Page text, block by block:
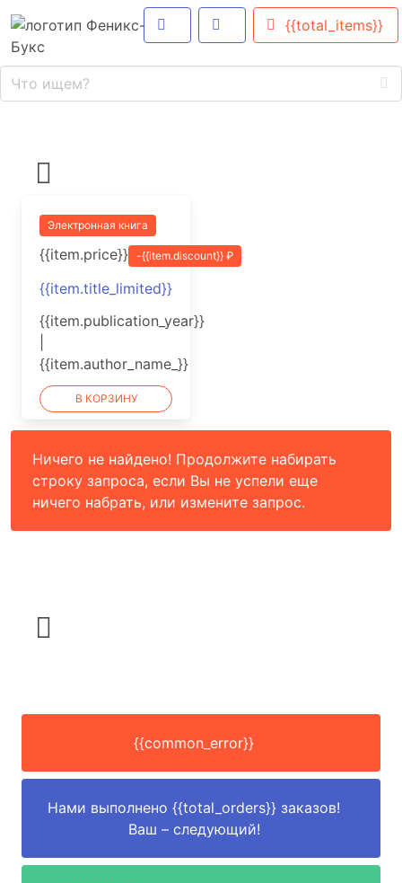
{{total_items}}
Электронная книга
{{item.price}} -{{item.discount}} ₽
{{item.title_limited}}
{{item.publication_year}}
{{item.author_name_}}
В КОРЗИНУ
Ничего не найдено! Продолжите набирать
строку запроса, если Вы не успели еще
ничего набрать, или измените запрос.
{{common_error}}
Нами выполнено {{total_orders}} заказов!
Ваш – следующий!